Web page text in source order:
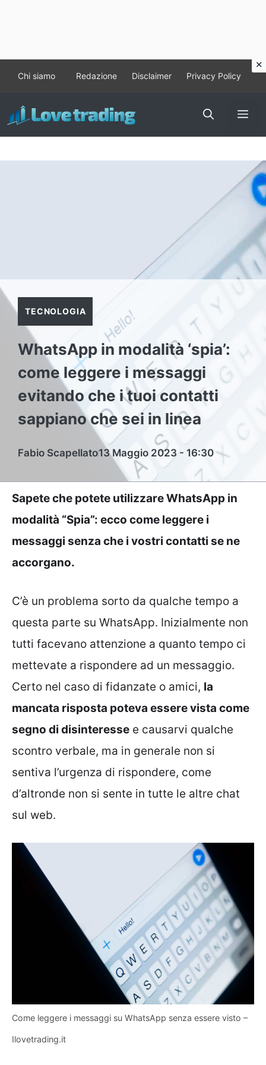
contenuto
Chi siamo Redazione Disclaimer Privacy Policy
TECNOLOGIA
WhatsApp in modalità ‘spia’:
come leggere i messaggi
evitando che i tuoi contatti
sappiano che sei in linea
Fabio Scapellato13 Maggio 2023 - 16:30
Sapete che potete utilizzare WhatsApp in
modalità “Spia”: ecco come leggere i
messaggi senza che i vostri contatti se ne
accorgano.
C’è un problema sorto da qualche tempo a
questa parte su WhatsApp. Inizialmente non
tutti facevano attenzione a quanto tempo ci
mettevate a rispondere ad un messaggio.
Certo nel caso di fidanzate o amici, la
mancata risposta poteva essere vista come
segno di disinteresse e causarvi qualche
scontro verbale, ma in generale non si
sentiva l’urgenza di rispondere, come
d’altronde non si sente in tutte le altre chat
sul web.
Come leggere i messaggi su WhatsApp senza essere visto –
Ilovetrading.it